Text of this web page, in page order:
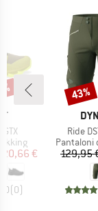
ridotto
€
(0)
Articolo
Ride
Gruppo
Pantaloni
129,95
Sconto
43%